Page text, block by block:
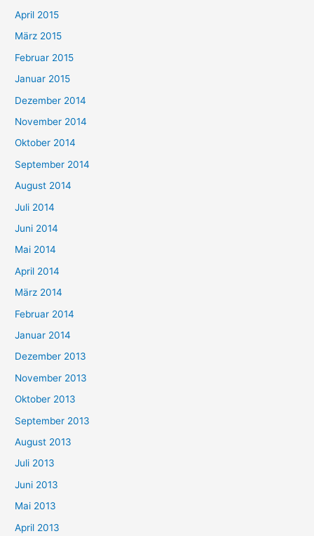
April 2015
März 2015
Februar 2015
Januar 2015
Dezember 2014
November 2014
Oktober 2014
September 2014
August 2014
Juli 2014
Juni 2014
Mai 2014
April 2014
März 2014
Februar 2014
Januar 2014
Dezember 2013
November 2013
Oktober 2013
September 2013
August 2013
Juli 2013
Juni 2013
Mai 2013
April 2013